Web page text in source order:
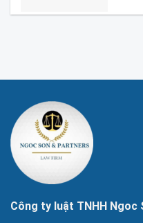
Công ty luật TNHH Ngoc